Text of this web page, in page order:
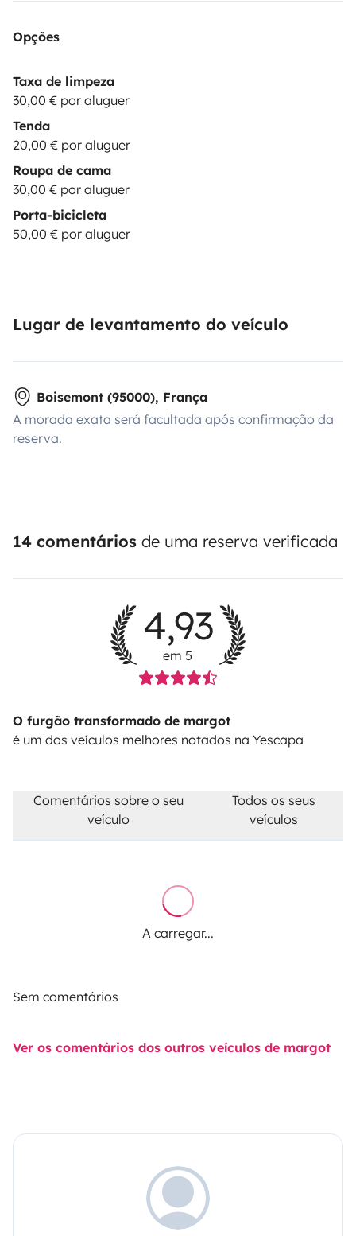
Opções
Taxa de limpeza
30,00 € por aluguer
Tenda
20,00 € por aluguer
Roupa de cama
30,00 € por aluguer
Porta-bicicleta
50,00 € por aluguer
Lugar de levantamento do veículo
Boisemont (95000), França
A morada exata será facultada após confirmação da
reserva.
14 comentários de uma reserva verificada
4,93
em 5
O furgão transformado de margot
é um dos veículos melhores notados na Yescapa
Comentários sobre o seu
veículo
Todos os seus
veículos
A carregar...
Sem comentários
Ver os comentários dos outros veículos de margot